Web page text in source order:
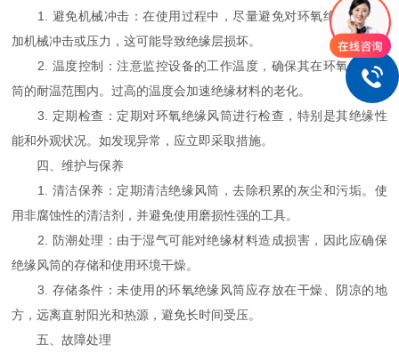
1. 避免机械冲击：在使用过程中，尽量避免对环氧绝缘风筒施
加机械冲击或压力，这可能导致绝缘层损坏。
2. 温度控制：注意监控设备的工作温度，确保其在环氧绝缘风
筒的耐温范围内。过高的温度会加速绝缘材料的老化。
3. 定期检查：定期对环氧绝缘风筒进行检查，特别是其绝缘性
能和外观状况。如发现异常，应立即采取措施。
四、维护与保养
1. 清洁保养：定期清洁绝缘风筒，去除积累的灰尘和污垢。使
用非腐蚀性的清洁剂，并避免使用磨损性强的工具。
2. 防潮处理：由于湿气可能对绝缘材料造成损害，因此应确保
绝缘风筒的存储和使用环境干燥。
3. 存储条件：未使用的环氧绝缘风筒应存放在干燥、阴凉的地
方，远离直射阳光和热源，避免长时间受压。
五、故障处理